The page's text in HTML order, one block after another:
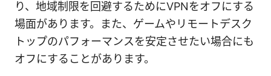
り、地域制限を回避するためにVPNをオフにする
場面があります。また、ゲームやリモートデスク
トップのパフォーマンスを安定させたい場合にも
オフにすることがあります。